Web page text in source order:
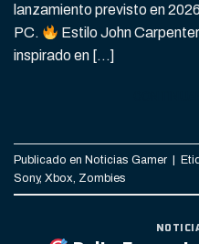
lanzamiento previsto en
PC.
Estilo John
inspirado en […]
Publicado en Noticias Gamer |
Sony, Xbox Zombies